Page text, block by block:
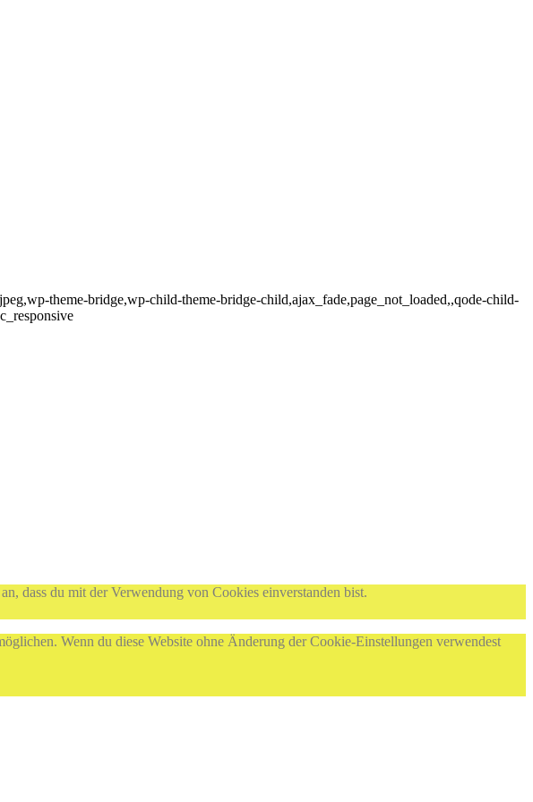
theme-bridge,wp-child-theme-bridge-child,ajax_fade,page_not_loaded,,qode-child-
dass du mit der Verwendung von Cookies einverstanden bist.
Wenn du diese Website ohne Änderung der Cookie-Einstellungen verwendest